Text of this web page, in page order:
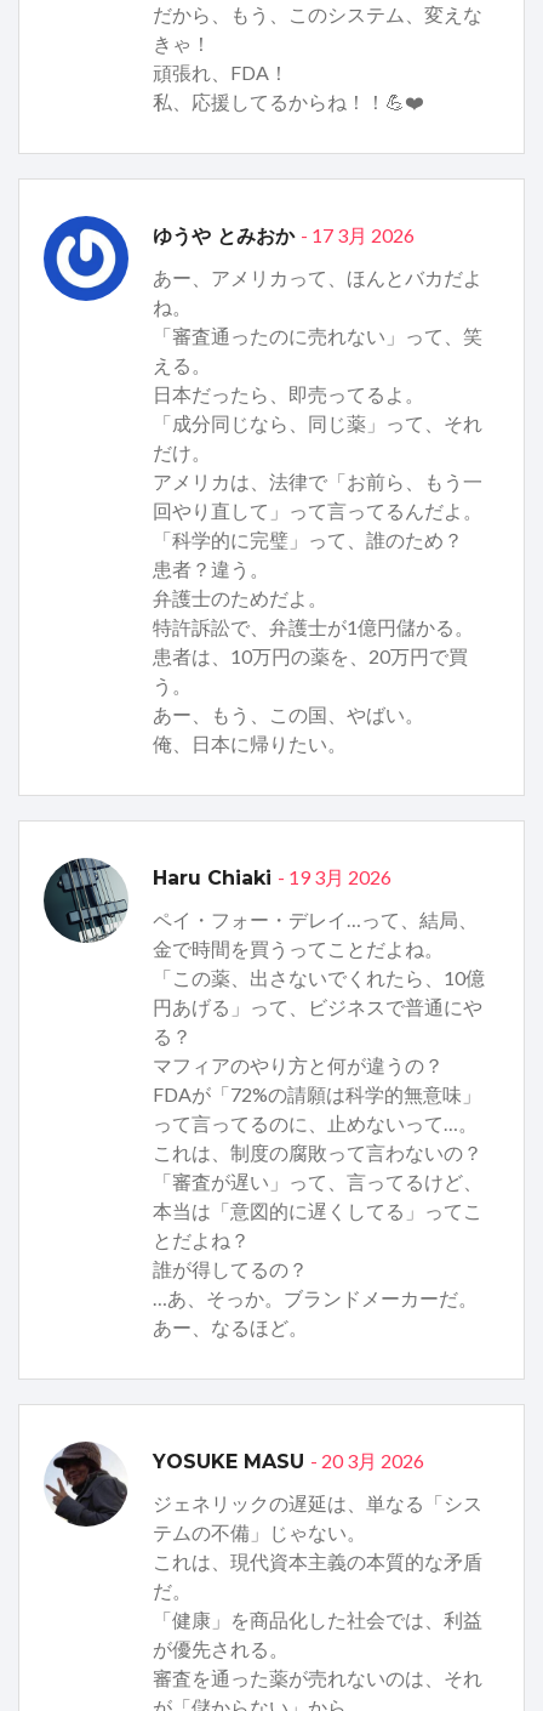
だから、もう、このシステム、変えな
きゃ！
頑張れ、FDA！
私、応援してるからね！！💪❤️
ゆうや とみおか - 17 3月 2026
あー、アメリカって、ほんとバカだよ
ね。
「審査通ったのに売れない」って、笑
える。
日本だったら、即売ってるよ。
「成分同じなら、同じ薬」って、それ
だけ。
アメリカは、法律で「お前ら、もう一
回やり直して」って言ってるんだよ。
「科学的に完璧」って、誰のため？
患者？違う。
弁護士のためだよ。
特許訴訟で、弁護士が1億円儲かる。
患者は、10万円の薬を、20万円で買
う。
あー、もう、この国、やばい。
俺、日本に帰りたい。
Haru Chiaki - 19 3月 2026
ペイ・フォー・デレイ…って、結局、
金で時間を買うってことだよね。
「この薬、出さないでくれたら、10億
円あげる」って、ビジネスで普通にや
る？
マフィアのやり方と何が違うの？
FDAが「72%の請願は科学的無意味」
って言ってるのに、止めないって…。
これは、制度の腐敗って言わないの？
「審査が遅い」って、言ってるけど、
本当は「意図的に遅くしてる」ってこ
とだよね？
誰が得してるの？
…あ、そっか。ブランドメーカーだ。
あー、なるほど。
YOSUKE MASU - 20 3月 2026
ジェネリックの遅延は、単なる「シス
テムの不備」じゃない。
これは、現代資本主義の本質的な矛盾
だ。
「健康」を商品化した社会では、利益
が優先される。
審査を通った薬が売れないのは、それ